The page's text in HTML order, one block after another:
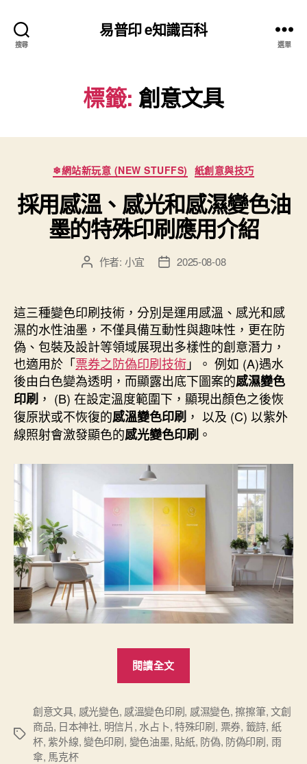
搜尋
易普印 e知識百科
選單
標籤: 創意文具
分
類
❄網站新玩意 (NEW STUFFS) 紙創意與技巧
採用感溫、感光和感濕變色油
墨的特殊印刷應用介紹
文
者
作者: 小宜
文
佈
日
期
2025-08-08
這三種變色印刷技術，分別是運用感溫、感光和感
濕的水性油墨，不僅具備互動性與趣味性，更在防
偽、包裝及設計等領域展現出多樣性的創意潛力，
也適用於「票券之防偽印刷技術」。 例如 (A)遇水
後由白色變為透明，而顯露出底下圖案的感濕變色
印刷 ， (B) 在設定溫度範圍下，顯現出顏色之後恢
復原狀或不恢復的感溫變色印刷 ， 以及 (C) 以紫外
線照射會激發顯色的感光變色印刷 。
閱讀全文
溫、
感
光
標
創意文具, 感光變色, 感溫變色印刷, 感濕變色,擦擦筆,文創
商品, 日本神社, 明信片, 水占卜,特殊印刷, 票券, 籤詩, 紙
杯,紫外線,變色印刷, 變色油墨, 貼紙, 防偽, 防偽印刷, 雨
傘, 馬克杯